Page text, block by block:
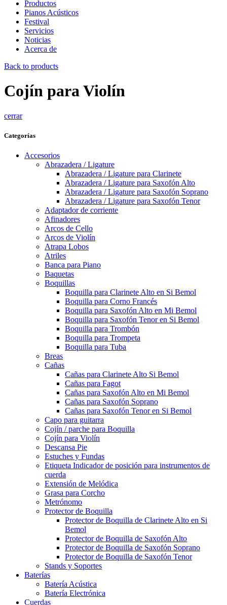
Productos
Pianos Acústicos
Festival
Servicios
Noticias
Acerca de
Back to products
Cojín para Violín
cerrar
Categorías
Accesorios
Abrazadera / Ligature
Abrazadera / Ligature para Clarinete
Abrazadera / Ligature para Saxofón Alto
Abrazadera / Ligature para Saxofón Soprano
Abrazadera / Ligature para Saxofón Tenor
Adaptador de corriente
Afinadores
Arcos de Cello
Arcos de Violín
Atrapa Lobos
Atriles
Banca para Piano
Baquetas
Boquillas
Boquilla para Clarinete Alto en Si Bemol
Boquilla para Corno Francés
Boquilla para Saxofón Alto en Mi Bemol
Boquilla para Saxofón Tenor en Si Bemol
Boquilla para Trombón
Boquilla para Trompeta
Boquilla para Tuba
Breas
Cañas
Cañas para Clarinete Alto Si Bemol
Cañas para Fagot
Cañas para Saxofón Alto en Mi Bemol
Cañas para Saxofón Soprano
Cañas para Saxofón Tenor en Si Bemol
Capo para guitarra
Cojín / parche para Boquilla
Cojín para Violín
Descansa Pie
Estuches y Fundas
Etiqueta Indicador de posición para instrumentos de
cuerda
Extensión de Melódica
Grasa para Corcho
Metrónomo
Protector de Boquilla
Protector de Boquilla de Clarinete Alto en Si
Bemol
Protector de Boquilla de Saxofón Alto
Protector de Boquilla de Saxofón Soprano
Protector de Boquilla de Saxofón Tenor
Stands y Soportes
Baterías
Batería Acústica
Batería Electrónica
Cuerdas